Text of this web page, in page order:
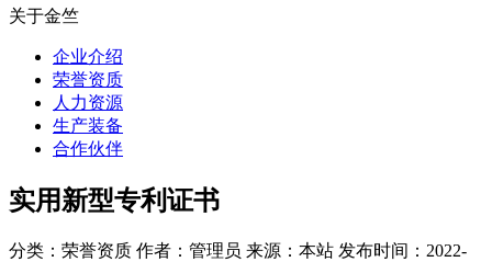
关于金竺
企业介绍
荣誉资质
人力资源
生产装备
合作伙伴
实用新型专利证书
分类：荣誉资质 作者：管理员 来源：本站 发布时间：2022-